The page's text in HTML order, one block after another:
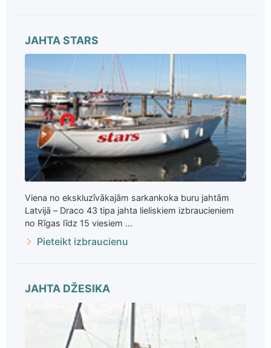
JAHTA STARS
Viena no ekskluzīvākajām sarkankoka buru jahtām
Latvijā – Draco 43 tipa jahta lieliskiem izbraucieniem
no Rīgas līdz 15 viesiem ...
Pieteikt izbraucienu
JAHTA DŽESIKA